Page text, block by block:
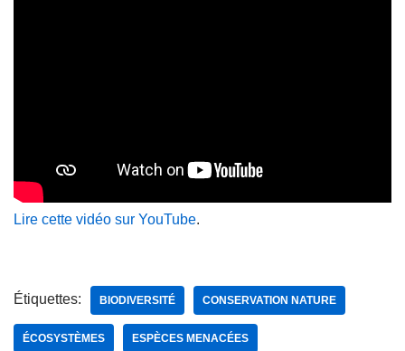
Lire cette vidéo sur YouTube.
Étiquettes: BIODIVERSITÉ CONSERVATION NATURE
ÉCOSYSTÈMES ESPÈCES MENACÉES